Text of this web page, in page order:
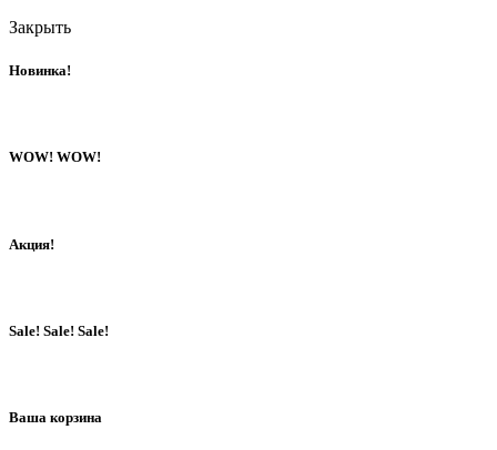
Закрыть
Новинка!
WOW! WOW!
Акция!
Sale! Sale! Sale!
Ваша корзина